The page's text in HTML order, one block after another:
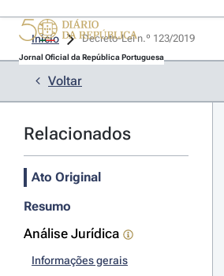
Jornal Oficial da República Portuguesa
Início
Voltar
Relacionados
Ato Original
Resumo
Análise Jurídica
Informações gerais